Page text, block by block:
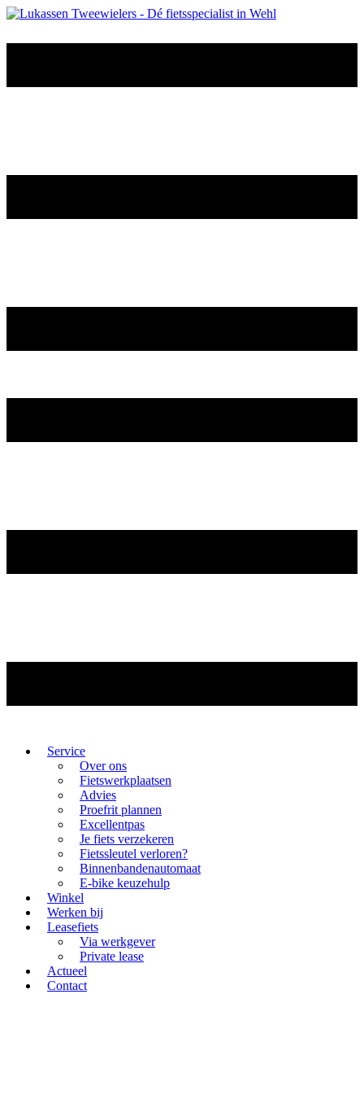
Service
Over ons
Fietswerkplaatsen
Advies
Proefrit plannen
Excellentpas
Je fiets verzekeren
Fietssleutel verloren?
Binnenbandenautomaat
E-bike keuzehulp
Winkel
Werken bij
Leasefiets
Via werkgever
Private lease
Actueel
Contact